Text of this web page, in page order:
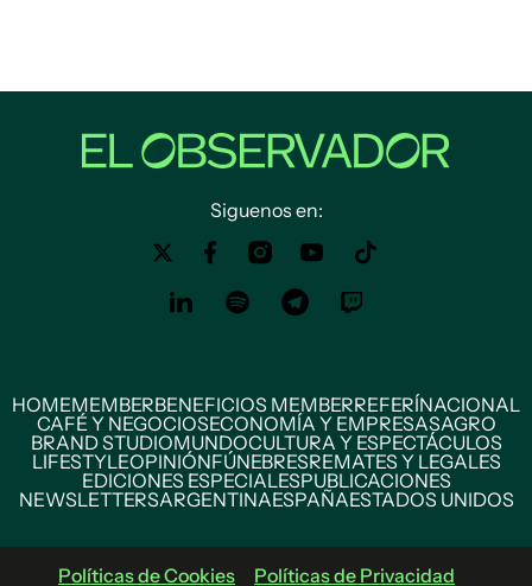
Siguenos en:
HOMEMEMBERBENEFICIOS MEMBERREFERÍNACIONAL
CAFÉ Y NEGOCIOSECONOMÍA Y EMPRESASAGRO
BRAND STUDIOMUNDOCULTURA Y ESPECTÁCULOS
LIFESTYLEOPINIÓNFÚNEBRESREMATES Y LEGALES
EDICIONES ESPECIALESPUBLICACIONES
NEWSLETTERSARGENTINAESPAÑAESTADOS UNIDOS
Políticas de Cookies Políticas de Privacidad